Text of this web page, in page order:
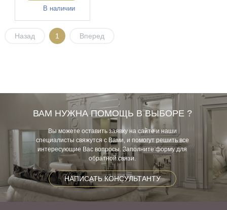
В наличии
Назад 1 Вперед
ВАМ НУЖНА ПОМОЩЬ В ВЫБОРЕ ?
Вы можете оставить заявку на сайте и наши
специалисты свяжутся с Вами, и помогут решить все
интересующие Вас вопросы. Заполните форму для
обратной связи.
НАПИСАТЬ КОНСУЛЬТАНТУ